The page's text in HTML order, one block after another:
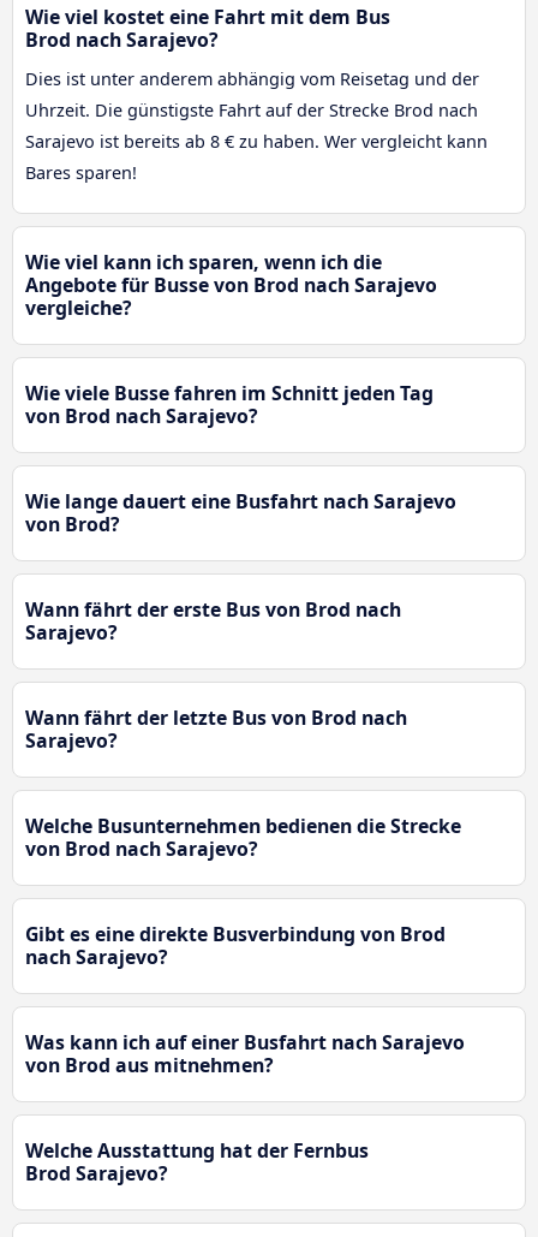
Wie viel kostet eine Fahrt mit dem Bus
Brod nach Sarajevo?
Dies ist unter anderem abhängig vom Reisetag und der
Uhrzeit. Die günstigste Fahrt auf der Strecke Brod nach
Sarajevo ist bereits ab 8 € zu haben. Wer vergleicht kann
Bares sparen!
Wie viel kann ich sparen, wenn ich die
Angebote für Busse von Brod nach Sarajevo
vergleiche?
Wie viele Busse fahren im Schnitt jeden Tag
von Brod nach Sarajevo?
Wie lange dauert eine Busfahrt nach Sarajevo
von Brod?
Wann fährt der erste Bus von Brod nach
Sarajevo?
Wann fährt der letzte Bus von Brod nach
Sarajevo?
Welche Busunternehmen bedienen die Strecke
von Brod nach Sarajevo?
Gibt es eine direkte Busverbindung von Brod
nach Sarajevo?
Was kann ich auf einer Busfahrt nach Sarajevo
von Brod aus mitnehmen?
Welche Ausstattung hat der Fernbus
Brod Sarajevo?